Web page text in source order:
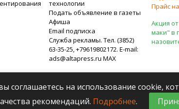
технологии
Подать объявление в газеты
Афиша
Email подписка
Служба рекламы. Тел. (3852)
63-35-25, +79619802172. E-mail:
ads@altapress.ru MAX
Прайс
Акция
маки" в
соглашаетесь на использование cookie,
рекомендаций. Подробнее.